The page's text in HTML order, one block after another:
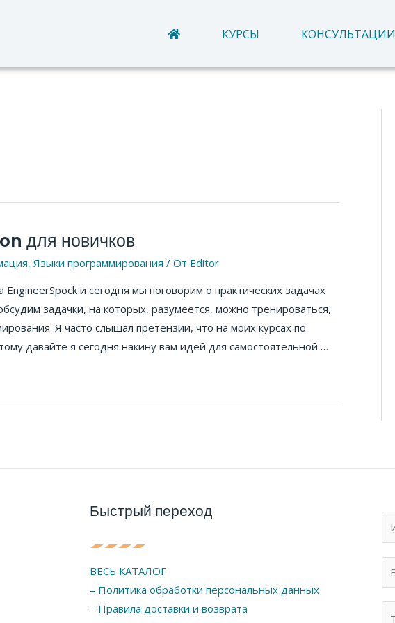
КУРСЫ КОНСУЛЬТАЦИИ
для новичков
, Языки программирования / От Editor
и сегодня мы поговорим о практических задачах
задачки, на которых, разумеется, можно тренироваться,
Я часто слышал претензии, что на моих курсах по
давайте я сегодня накину вам идей для самостоятельной …
Быстрый переход
ВЕСЬ КАТАЛОГ
– Политика обработки персональных данных
– Правила доставки и возврата